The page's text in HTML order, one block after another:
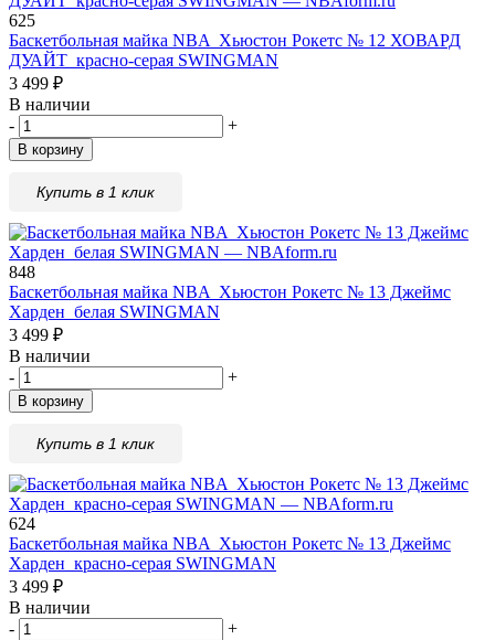
625
Баскетбольная майка NBA Xьюстон Рокетс № 12 ХОВАРД
ДУАЙТ красно-серая SWINGMAN
3 499 ₽
В наличии
-
+
В корзину
Купить в 1 клик
848
Баскетбольная майка NBA Xьюстон Рокетс № 13 Джеймс
Xарден белая SWINGMAN
3 499 ₽
В наличии
-
+
В корзину
Купить в 1 клик
624
Баскетбольная майка NBA Xьюстон Рокетс № 13 Джеймс
Xарден красно-серая SWINGMAN
3 499 ₽
В наличии
-
+